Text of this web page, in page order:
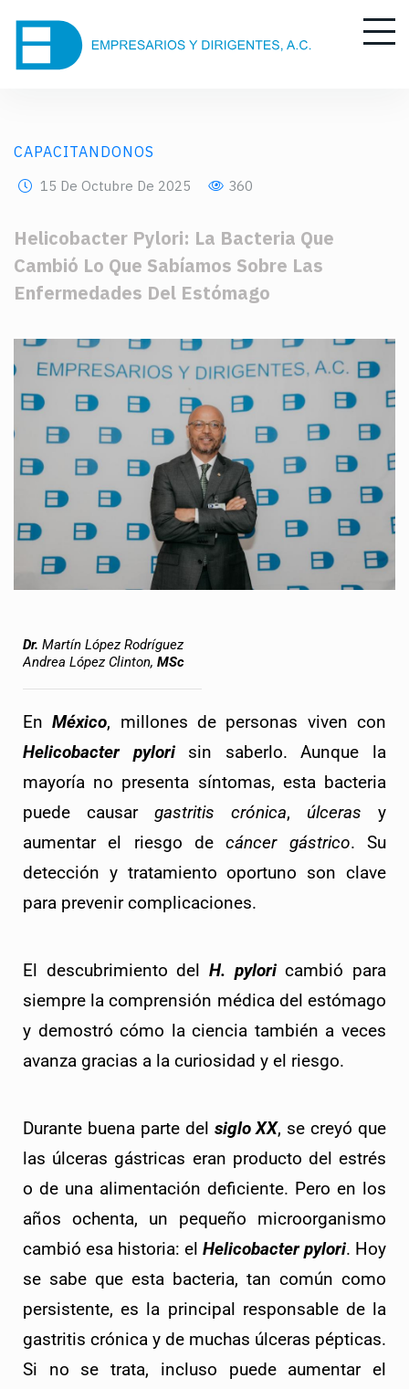
CAPACITANDONOS
15 De Octubre De 2025 360
Helicobacter Pylori: La Bacteria Que
Cambió Lo Que Sabíamos Sobre Las
Enfermedades Del Estómago
Dr. Martín López Rodríguez
Andrea López Clinton, MSc
En México
Helicobacter pylori sin saberlo. Aunque la
mayoría no presenta síntomas, esta bacteria
puede causar gastritis crónica, úlceras y
aumentar el riesgo de cáncer gástrico. Su
detección y tratamiento oportuno son clave
para prevenir complicaciones.
El descubrimiento del H. pylori cambió para
siempre la comprensión médica del estómago
y demostró cómo la ciencia también a veces
avanza gracias a la curiosidad y el riesgo.
Durante buena parte del siglo XX, se creyó que
las úlceras gástricas eran producto del estrés
o de una alimentación deficiente. Pero en los
años ochenta, un pequeño microorganismo
cambió esa historia: el Helicobacter pylori. Hoy
se sabe que esta bacteria, tan común como
persistente, es la principal responsable de la
gastritis crónica y de muchas úlceras pépticas.
Si no se trata, incluso puede aumentar el